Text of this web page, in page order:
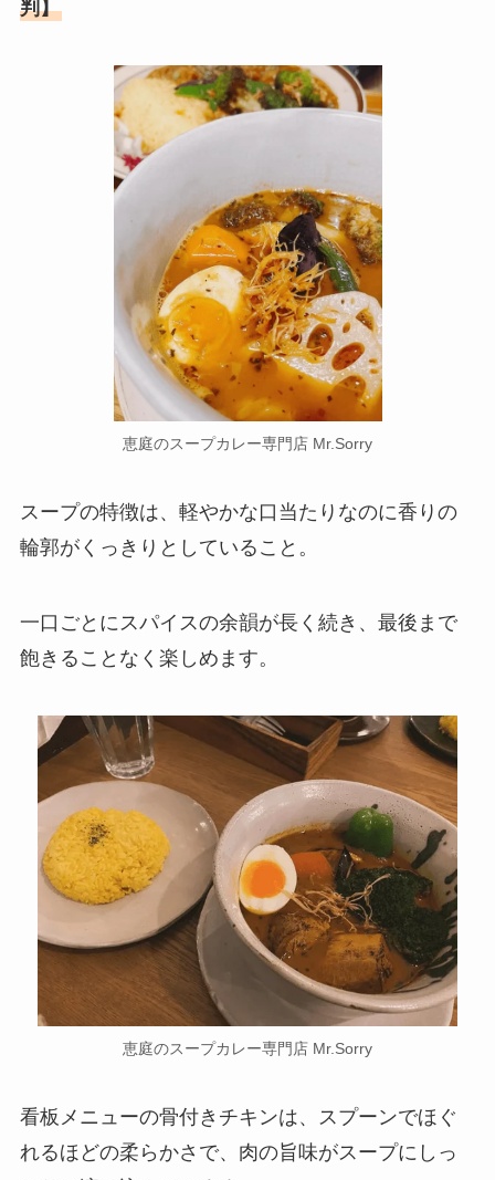
判】
恵庭のスープカレー専門店 Mr.Sorry
スープの特徴は、軽やかな口当たりなのに香りの
輪郭がくっきりとしていること。
一口ごとにスパイスの余韻が長く続き、最後まで
飽きることなく楽しめます。
恵庭のスープカレー専門店 Mr.Sorry
看板メニューの骨付きチキンは、スプーンでほぐ
れるほどの柔らかさで、肉の旨味がスープにしっ